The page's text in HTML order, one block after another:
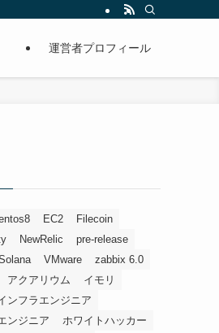
運営者プロフィール
EC2
Filecoin
NewRelic
pre-release
VMware
zabbix 6.0
アクアリウム
イモリ
ンフラエンジニア
ンジニア
ホワイトハッカー